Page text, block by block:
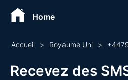
Home
Accueil > Royaume Uni > +
Recevez des